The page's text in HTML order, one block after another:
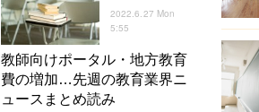
2022.6.27 Mon
5:55
教師向けポータル・地方教育
費の増加…先週の教育業界ニ
ュースまとめ読み